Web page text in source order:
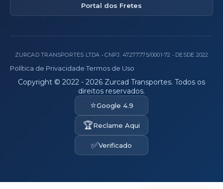
Portal dos Fretes
ZURCAD TRANSPORTES LTDA • CNPJ: 47.277.775/0001-72 • DESDE 2022
Política de Privacidade·Termos de Uso
Copyright © 2022 - 2026 Zurcad Transportes. Todos os
direitos reservados.
⭐Google 4.9
🏆Reclame Aqui
✅Verificado